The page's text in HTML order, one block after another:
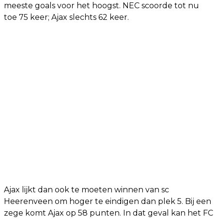
meeste goals voor het hoogst. NEC scoorde tot nu
toe 75 keer; Ajax slechts 62 keer.
Ajax lijkt dan ook te moeten winnen van sc
Heerenveen om hoger te eindigen dan plek 5. Bij een
zege komt Ajax op 58 punten. In dat geval kan het FC